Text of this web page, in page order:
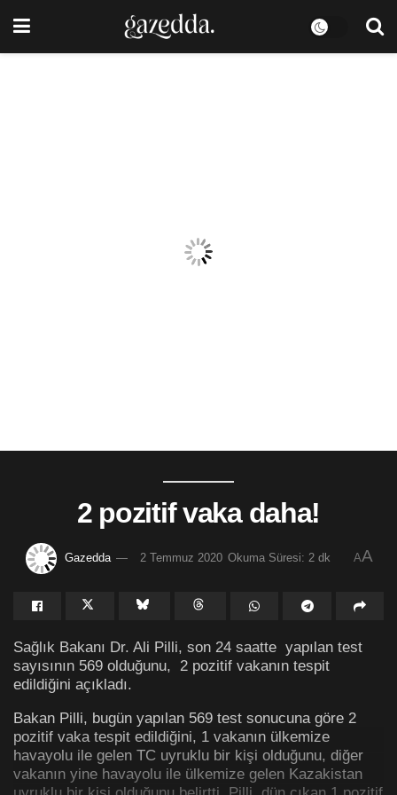
2 pozitif vaka daha!
Gazedda 2 Temmuz 2020 Okuma Süresi: 2 dk AA
Sağlık Bakanı Dr. Ali Pilli, son 24 saatte yapılan test
sayısının 569 olduğunu, 2 pozitif vakanın tespit
edildiğini açıkladı.
Bakan Pilli, bugün yapılan 569 test sonucuna göre 2
pozitif vaka tespit edildiğini, 1 vakanın ülkemize
havayolu ile gelen TC uyruklu bir kişi olduğunu, diğer
vakanın yine havayolu ile ülkemize gelen Kazakistan